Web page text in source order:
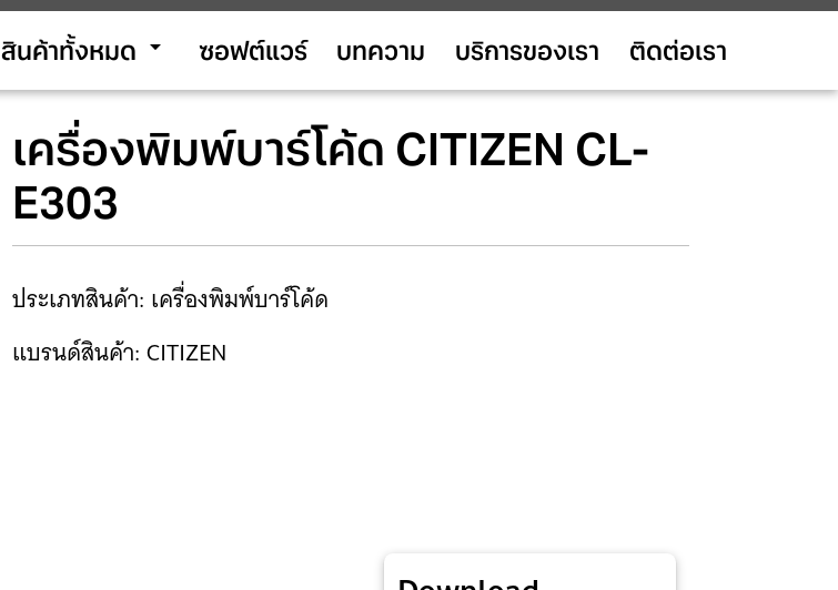
สินค้าทั้งหมด arrow_drop_down ซอฟต์แวร์ บทความ บริการของเรา ติดต่อเรา
เครื่องพิมพ์บาร์โค้ด CITIZEN CL-
E303
ประเภทสินค้า: เครื่องพิมพ์บาร์โค้ด
แบรนด์สินค้า: CITIZEN